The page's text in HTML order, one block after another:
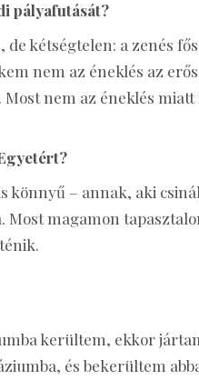
pályafutását?
kétségtelen: a zenés
nem az éneklés az
nem az éneklés
könnyű – annak, aki
Most magamon
kerültem, ekkor
és bekerültem